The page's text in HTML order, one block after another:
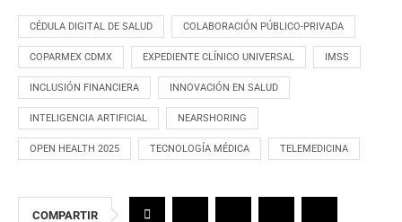
CÉDULA DIGITAL DE SALUD COLABORACIÓN PÚBLICO-PRIVADA
COPARMEX CDMX EXPEDIENTE CLÍNICO UNIVERSAL IMSS
INCLUSIÓN FINANCIERA INNOVACIÓN EN SALUD
INTELIGENCIA ARTIFICIAL NEARSHORING
OPEN HEALTH 2025 TECNOLOGÍA MÉDICA TELEMEDICINA
COMPARTIR